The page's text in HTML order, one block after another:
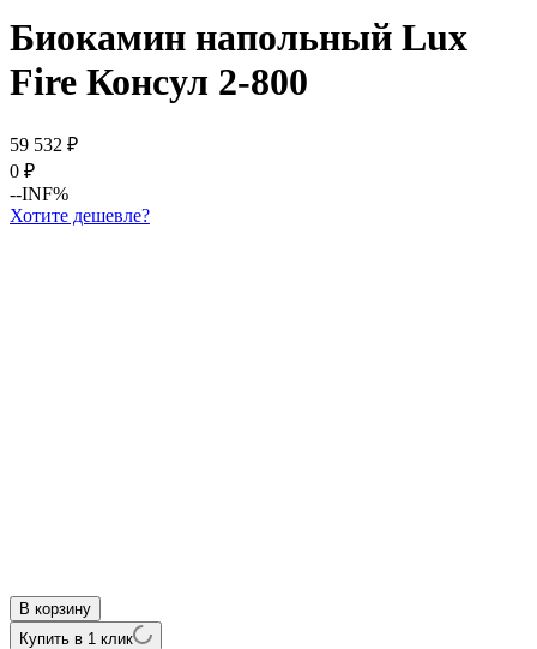
Биокамин напольный Lux
Fire Консул 2-800
59 532 ₽
0 ₽
--INF%
Хотите дешевле?
В корзину
Купить в 1 клик